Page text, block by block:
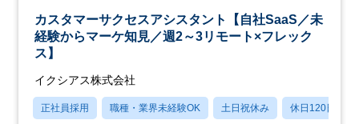
カスタマーサクセスアシスタント【自社SaaS／未
経験からマーケ知見／週2～3リモート×フレック
ス】
イクシアス株式会社
正社員採用 職種・業界未経験OK 土日祝休み 休日120日以上